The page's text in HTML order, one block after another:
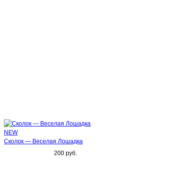
NEW
Сколок — Веселая Лошадка
200 руб.